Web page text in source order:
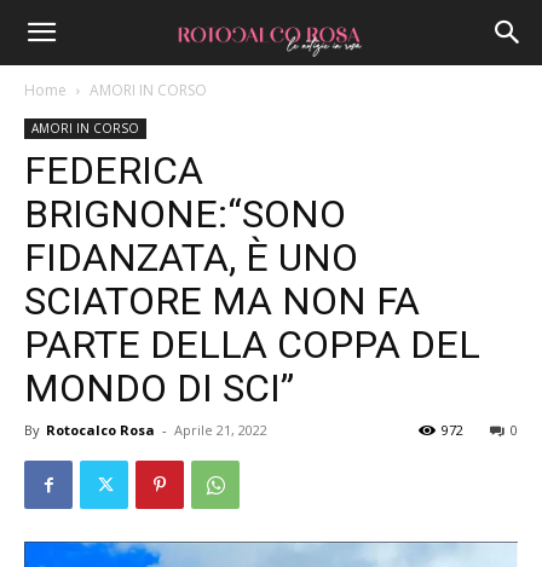
Home AMORI IN CORSO
AMORI IN CORSO
FEDERICA
BRIGNONE:“SONO
FIDANZATA, È UNO
SCIATORE MA NON FA
PARTE DELLA COPPA DEL
MONDO DI SCI”
By Rotocalco Rosa - Aprile 21, 2022 0
972